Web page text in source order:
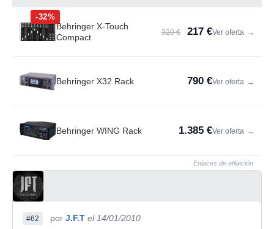
-32%
Behringer X-Touch
Compact
320 € 217 €Ver oferta →
Behringer X32 Rack 790 €Ver oferta →
Behringer WING Rack 1.385 €Ver oferta →
Enlaces de afiliación
#62 por J.F.T el 14/01/2010